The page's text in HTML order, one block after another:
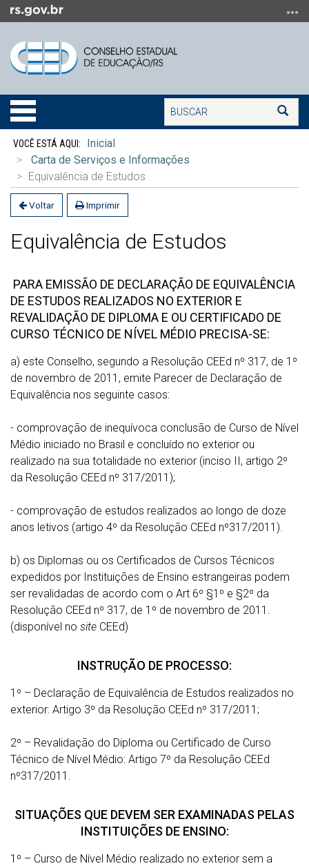
para
conteúdo
menu
para
busca
Alterna
a
navegação
Buscar
Início
conteúdo
Inicial
Carta de Serviços e Informações
Equivalência de Estudos
Voltar Imprimir
Equivalência de Estudos
PARA EMISSÃO DE DECLARAÇÃO DE EQUIVALÊNCIA
DE ESTUDOS REALIZADOS NO EXTERIOR E
REVALIDAÇÃO DE DIPLOMA E OU CERTIFICADO DE
CURSO TÉCNICO DE NÍVEL MÉDIO PRECISA-SE:
a) este Conselho, segundo a Resolução CEEd nº 317, de 1º
de novembro de 2011, emite Parecer de Declaração de
Equivalência nos seguinte casos:
- comprovação de inequívoca conclusão de Curso de Nível
Médio iniciado no Brasil e concluído no exterior ou
realizado na sua totalidade no exterior (inciso II, artigo 2º
da Resolução CEEd nº 317/2011);
- comprovação de estudos realizados ao longo de doze
anos letivos (artigo 4º da Resolução CEEd nº317/2011).
b) os Diplomas ou os Certificados de Cursos Técnicos
expedidos por Instituições de Ensino estrangeiras podem
ser revalidadas de acordo com o Art 6º §1º e §2º da
Resolução CEEd nº 317, de 1º de novembro de 2011.
(disponível no site CEEd)
INSTRUÇÃO DE PROCESSO:
1º – Declaração de Equivalência de Estudos realizados no
exterior: Artigo 3º da Resolução CEEd nº 317/2011;
2º – Revalidação do Diploma ou Certificado de Curso
Técnico de Nível Médio: Artigo 7º da Resolução CEEd
nº317/2011.
SITUAÇÕES QUE DEVEM SER EXAMINADAS PELAS
INSTITUIÇÕES DE ENSINO:
1º – Curso de Nível Médio realizado no exterior sem a